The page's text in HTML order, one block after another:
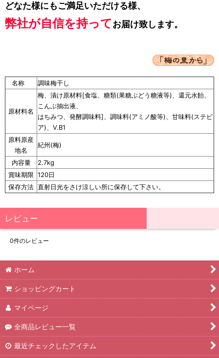
どなた様にもご満足いただける様、
弊社が自信を持ってお届け致します。
名称 調味梅干し
原材料名
梅、漬け原材料[食塩、糖類(果糖ぶどう糖液等)、還元水飴、
こんぶ抽出液、
はちみつ、発酵調味料]、調味料(アミノ酸等)、甘味料(ステビ
ア)、V.B1
原料原産
地名
紀州(梅)
内容量
2.7kg
賞味期限 120日
保存方法 直射日光をさけ涼しい所に保存して下さい。
レビュー
0件のレビュー
ホーム
ショッピングカート
マイページ
全商品レビュー一覧
最近チェックしたアイテム